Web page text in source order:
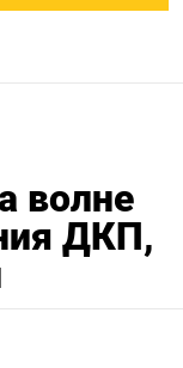
волне
ДКП,